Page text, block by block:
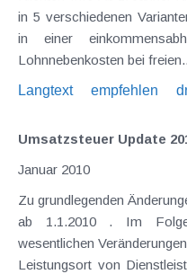
in 5 verschiedenen
in einer
Lohnnebenkosten bei
Langtext
empfehlen
Umsatzsteuer Update
Januar 2010
Zu grundlegenden
ab 1.1.2010 . Im
wesentlichen Veränderungen im neuen
Leistungsort von Dienstleistungen Sonstige